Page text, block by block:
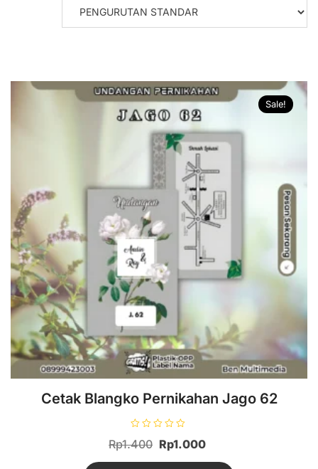
Sale!
Cetak Blangko Pernikahan Jago 62
i
i
Rp1.400 Harga
aslinya
Rp1.000
saat